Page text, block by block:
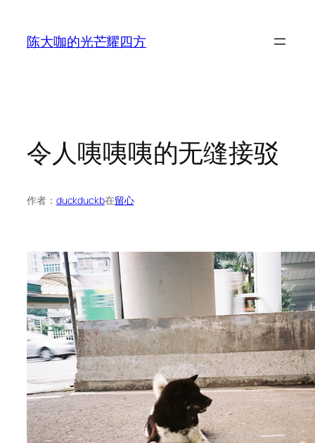
陈大咖的光芒耀四方
令人咦咦咦的无缝接驳
作者： duckduckb在留心